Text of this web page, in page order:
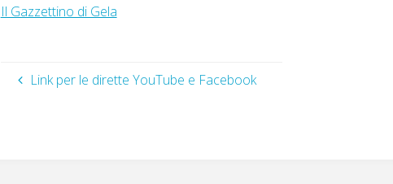
Il Gazzettino di Gela
Link per le dirette YouTube e Facebook